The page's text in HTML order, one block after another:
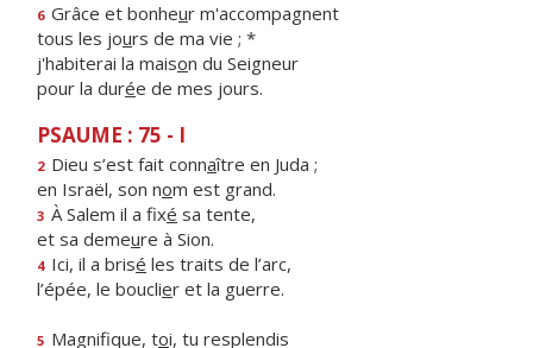
6 Grâce et bonheur m'accompagnent
tous les jours de ma vie ; *
j'habiterai la maison du Seigneur
pour la durée de mes jours.
PSAUME : 75 - I
2 Dieu s’est fait connaître en Juda ;
en Israël, son nom est grand.
3 À Salem il a fixé sa tente,
et sa demeure à Sion.
4 Ici, il a brisé les traits de l’arc,
l’épée, le bouclier et la guerre.
5 Magnifique, toi, tu resplendis